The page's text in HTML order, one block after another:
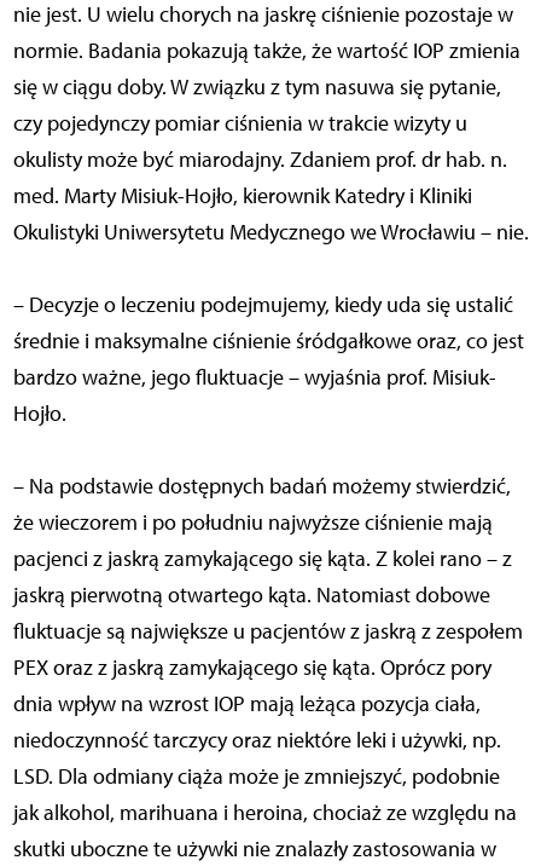
nie jest. U wielu chorych na jaskrę ciśnienie pozostaje w
normie. Badania pokazują także, że wartość IOP zmienia
się w ciągu doby. W związku z tym nasuwa się pytanie,
czy pojedynczy pomiar ciśnienia w trakcie wizyty u
okulisty może być miarodajny. Zdaniem prof. dr hab. n.
med. Marty Misiuk-Hojło, kierownik Katedry i Kliniki
Okulistyki Uniwersytetu Medycznego we Wrocławiu – nie.
– Decyzje o leczeniu podejmujemy, kiedy uda się ustalić
średnie i maksymalne ciśnienie śródgałkowe oraz, co jest
bardzo ważne, jego fluktuacje – wyjaśnia prof. Misiuk-
Hojło.
– Na podstawie dostępnych badań możemy stwierdzić,
że wieczorem i po południu najwyższe ciśnienie mają
pacjenci z jaskrą zamykającego się kąta. Z kolei rano – z
jaskrą pierwotną otwartego kąta. Natomiast dobowe
fluktuacje są największe u pacjentów z jaskrą z zespołem
PEX oraz z jaskrą zamykającego się kąta. Oprócz pory
dnia wpływ na wzrost IOP mają leżąca pozycja ciała,
niedoczynność tarczycy oraz niektóre leki i używki, np.
LSD. Dla odmiany ciąża może je zmniejszyć, podobnie
jak alkohol, marihuana i heroina, chociaż ze względu na
skutki uboczne te używki nie znalazły zastosowania w